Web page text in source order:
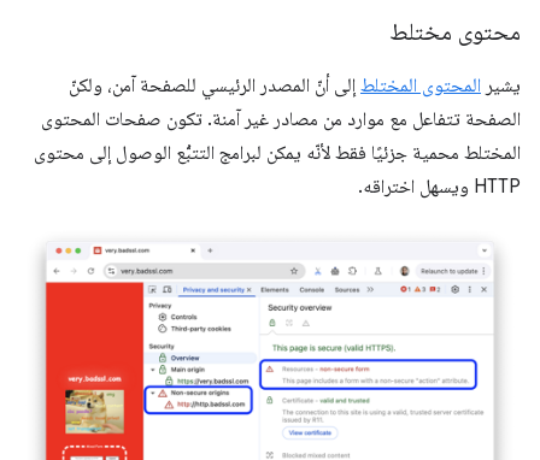
محتوى مختلط
يشير المحتوى المختلط إلى أنّ المصدر الرئيسي للصفحة آمن، ولكنّ
الصفحة تتفاعل مع موارد من مصادر غير آمنة. تكون صفحات المحتوى
المختلط محمية جزئيًا فقط لأنّه يمكن لبرامج التتبُّع الوصول إلى محتوى
HTTP ويسهل اختراقه.